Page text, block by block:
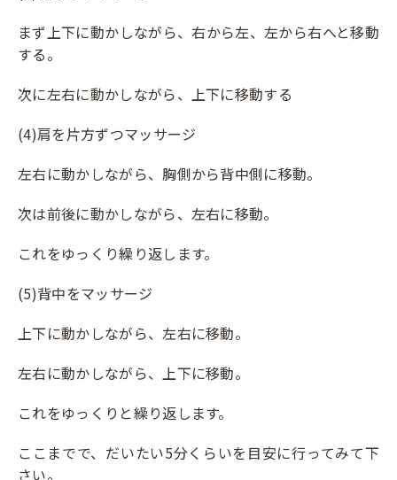
まず上下に動かしながら、右から左、左から右へと移動
する。
次に左右に動かしながら、上下に移動する
(4)肩を片方ずつマッサージ
左右に動かしながら、胸側から背中側に移動。
次は前後に動かしながら、左右に移動。
これをゆっくり繰り返します。
(5)背中をマッサージ
上下に動かしながら、左右に移動。
左右に動かしながら、上下に移動。
これをゆっくりと繰り返します。
ここまでで、だいたい5分くらいを目安に行ってみて下
さい。